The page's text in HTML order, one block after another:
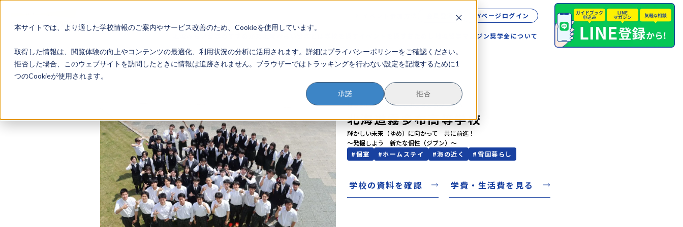
本サイトでは、より適した学校情報のご案内やサービス改善のため、Cookieを使用しています。
取得した情報は、閲覧体験の向上やコンテンツの最適化、利用状況の分析に活用されます。詳細はプライバシーポリシーをご確認ください。
拒否した場合、このウェブサイトを訪問したときに情報は追跡されません。ブラウザーではトラッキングを行わない設定を記憶するために1
つのCookieが使用されます。
承諾 拒否
MYページログイン
マガジン奨学金について
ほっかいどうきりたっぷこうとうがっこう
北海道霧多布高等学校
輝かしい未来（ゆめ）に向かって　共に前進！
～発掘しよう　新たな個性（ジブン）～
#個室 #ホームステイ #海の近く #雪国暮らし
学校の資料を確認 学費・生活費を見る